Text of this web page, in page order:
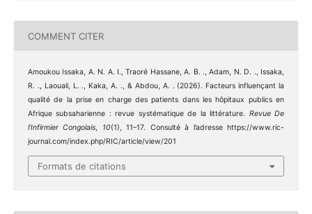
COMMENT CITER
Amoukou Issaka, A. N. A. I., Traoré Hassane, A. B. ., Adam, N. D. ., Issaka,
R. ., Laouali, L. ., Kaka, A. ., & Abdou, A. . (2026). Facteurs influençant la
qualité de la prise en charge des patients dans les hôpitaux publics en
Afrique subsaharienne : revue systématique de la littérature. Revue De
l’Infirmier Congolais
10(1), 11–17. Consulté à l’adresse https://www.ric-
journal.com/index.php/RIC/article/view/201
Formats de citations